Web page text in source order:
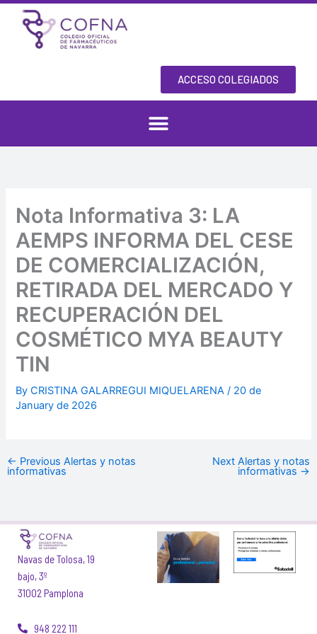
Skip
content
ACCESO COLEGIADOS
Nota Informativa 3: LA
AEMPS INFORMA DEL CESE
DE COMERCIALIZACIÓN,
RETIRADA DEL MERCADO Y
RECUPERACIÓN DEL
COSMÉTICO MYA BEAUTY
TIN
ByCRISTINA GALARREGUI MIQUELARENA/ 20 de
January de 2026
← Previous Alertas y notas
informativas
Next Alertas y notas
informativas →
Navas de Tolosa, 19
bajo, 3º
31002 Pamplona
948 222 111